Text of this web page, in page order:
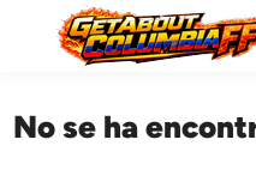
contenido
No se ha